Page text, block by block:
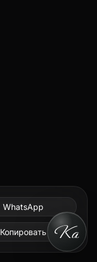
WhatsApp
Копировать